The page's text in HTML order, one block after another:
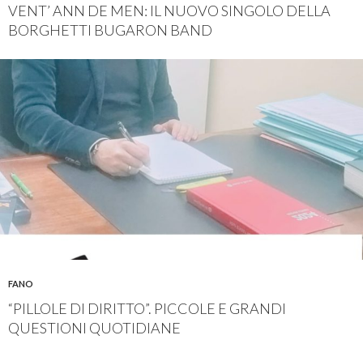
VENT’ ANN DE MEN: IL NUOVO SINGOLO DELLA
BORGHETTI BUGARON BAND
FANO
“PILLOLE DI DIRITTO”. PICCOLE E GRANDI
QUESTIONI QUOTIDIANE